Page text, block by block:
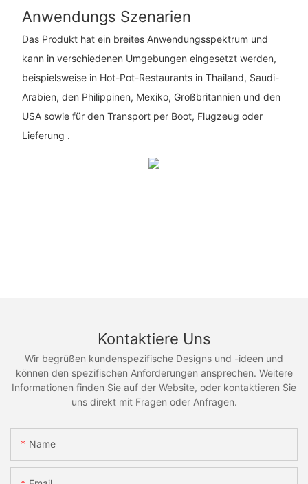
Anwendungs Szenarien
Das Produkt hat ein breites Anwendungsspektrum und
kann in verschiedenen Umgebungen eingesetzt werden,
beispielsweise in Hot-Pot-Restaurants in Thailand, Saudi-
Arabien, den Philippinen, Mexiko, Großbritannien und den
USA sowie für den Transport per Boot, Flugzeug oder
Lieferung .
Kontaktiere Uns
Wir begrüßen kundenspezifische Designs und -ideen und
können den spezifischen Anforderungen ansprechen. Weitere
Informationen finden Sie auf der Website, oder kontaktieren Sie
uns direkt mit Fragen oder Anfragen.
Name